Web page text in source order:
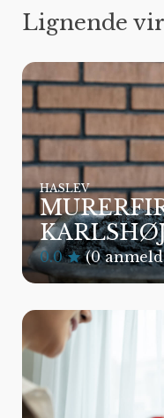
Lignende
HASLEV
0.0 (0